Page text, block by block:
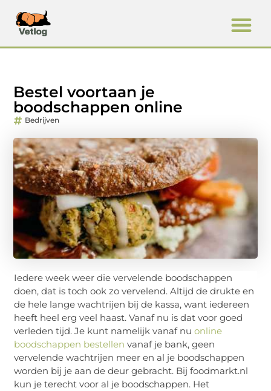
Bestel voortaan je
boodschappen online
Bedrijven
Iedere week weer die vervelende boodschappen
doen, dat is toch ook zo vervelend. Altijd de drukte en
de hele lange wachtrijen bij de kassa, want iedereen
heeft heel erg veel haast. Vanaf nu is dat voor goed
verleden tijd. Je kunt namelijk vanaf nuonline
boodschappen bestellen vanaf je bank, geen
vervelende wachtrijen meer en al je boodschappen
worden bij je aan de deur gebracht. Bij foodmarkt.nl
kun je terecht voor al je boodschappen. Het